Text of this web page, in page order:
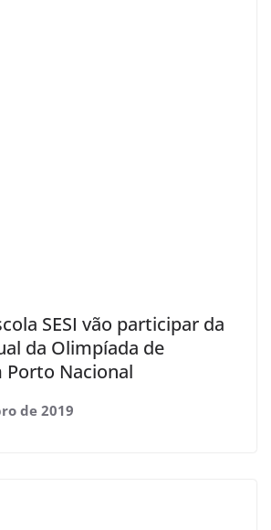
SESI vão participar da
da Olimpíada de
Porto Nacional
de 2019